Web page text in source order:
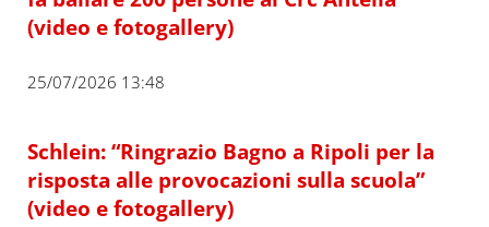
(video e fotogallery)
25/07/2026 13:48
Schlein: “Ringrazio Bagno a Ripoli per la
risposta alle provocazioni sulla scuola”
(video e fotogallery)